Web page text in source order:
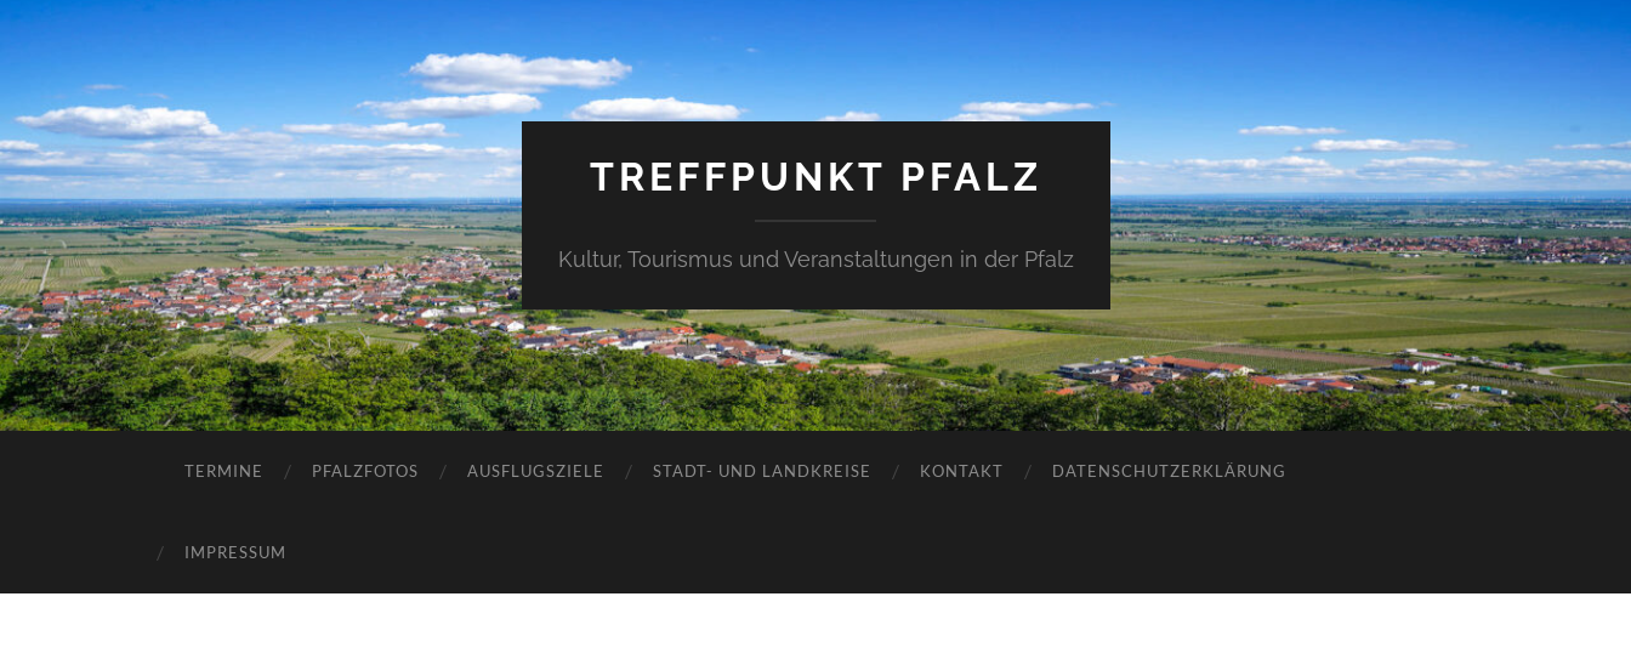
TREFFPUNKT PFALZ
Kultur, Tourismus und Veranstaltungen in der Pfalz
TERMINE PFALZFOTOS AUSFLUGSZIELE STADT- UND LANDKREISE KONTAKT DATENSCHUTZERKLÄRUNG
IMPRESSUM